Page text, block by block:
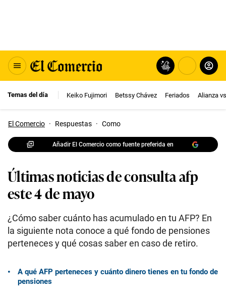
Temas del día Keiko Fujimori Betssy Chávez Feriados Alianza
El Comercio · Respuestas · Como
Añadir El Comercio como fuente preferida en
Últimas noticias de consulta afp
este 4 de mayo
¿Cómo saber cuánto has acumulado en tu AFP? En
la siguiente nota conoce a qué fondo de pensiones
perteneces y qué cosas saber en caso de retiro.
A qué AFP perteneces y cuánto dinero tienes en tu fondo de
pensiones